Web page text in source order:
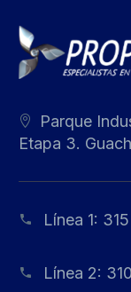
Parque
Etapa 3.
Línea 1:
Línea 2: